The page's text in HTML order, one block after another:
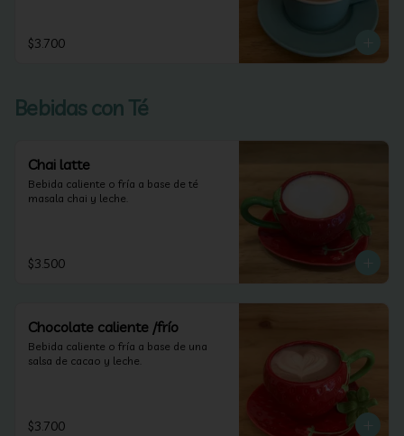
$3.700
Bebidas con Té
Chai latte
Bebida caliente o fría a base de té
masala chai y leche.
$3.500
Chocolate caliente /frío
Bebida caliente o fría a base de una
salsa de cacao y leche.
$3.700